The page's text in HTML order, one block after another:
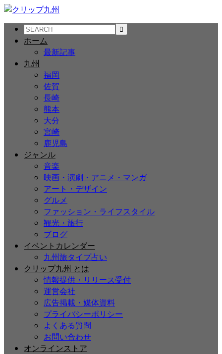
ホーム
最新記事
九州
福岡
佐賀
長崎
熊本
大分
宮崎
鹿児島
ジャンル
音楽
映画・演劇・アニメ・マンガ
アート・デザイン
グルメ
ファッション・ライフスタイル
観光・旅行
ブログ
イベントカレンダー
九州旅タイプ占い
クリップ九州 とは
情報提供・リリース受付
運営会社
広告掲載・媒体資料
プライバシーポリシー
よくある質問
お問い合わせ
オンラインストア